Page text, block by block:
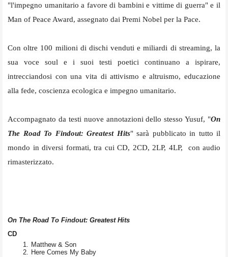
"l'impegno umanitario a favore di bambini e vittime di guerra" e il
Man of Peace Award, assegnato dai Premi Nobel per la Pace.
Con oltre 100 milioni di dischi venduti e miliardi di streaming, la
sua voce soul e i suoi testi poetici continuano a ispirare,
intrecciandosi con una vita di attivismo e altruismo, educazione
alla fede, coscienza ecologica e impegno umanitario.
Accompagnato da testi nuove annotazioni dello stesso Yusuf, "On
The Road To Findout: Greatest Hits" sarà pubblicato in tutto il
mondo in diversi formati, tra cui CD, 2CD, 2LP, 4LP, con audio
rimasterizzato.
On The Road To Findout: Greatest Hits
CD
Matthew & Son
Here Comes My Baby